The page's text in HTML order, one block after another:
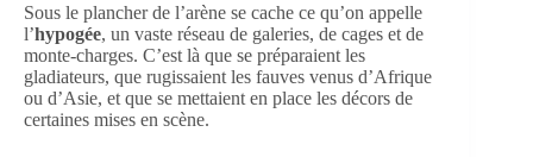
Sous le plancher de l’arène se cache ce qu’on appelle
l’hypogée, un vaste réseau de galeries, de cages et de
monte-charges. C’est là que se préparaient les
gladiateurs, que rugissaient les fauves venus d’Afrique
ou d’Asie, et que se mettaient en place les décors de
certaines mises en scène.